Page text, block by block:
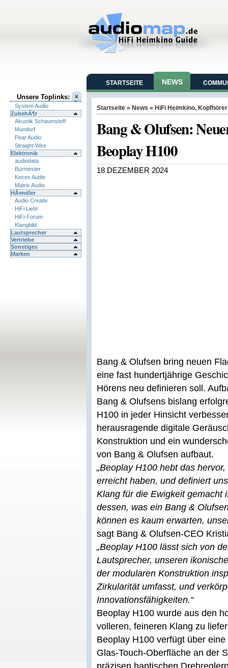
Unsere Toplinks:
System Audio
ZubehÃ¶r
Akustik Schaumstoff
Mundorf
Pear Audio
Straight Wire
Elektronik
audiodata
Burmester
Keces Audio
Matrix Audio
HÃ¤ndler
Audio Creativ
HiFi Liebl
HiFi-Forum
Klangbild
Lautsprecher
Vertriebe
Sonstiges
Marken
STARTSEITE NEWS
Startseite » News » HiFi Heimkino, Kopfhörer
Bang & Olufsen:
Beoplay H100
18 DEZEMBER 2024
Bang & Olufsen bring neuen
eine fast hundertjährige
Hörens neu definieren soll.
Bang & Olufsens bislang
H100 in jeder Hinsicht
herausragende digitale
Konstruktion und ein
von Bang & Olufsen aufbaut.
„Beoplay H100 hebt das
erreicht haben, und definiert
Klang für die Ewigkeit gemacht
dessen, was ein Bang &
können es kaum erwarten,
sagt Bang & Olufsen-CEO
„Beoplay H100 lässt sich von
Lautsprecher, unseren
der modularen Konstruktion
Zirkularität umfasst, und
Innovationsfähigkeiten.“
Beoplay H100 wurde aus den
volleren, feineren Klang zu
Beoplay H100 verfügt über
Glas-Touch-Oberfläche an der
präzisen haptischen